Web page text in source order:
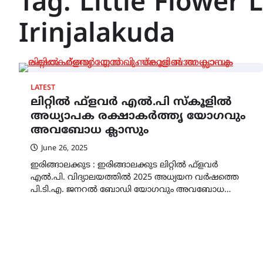
Irinjalakuda
LATEST
ലിറ്റിൽ ഫ്ളവർ എൽ.പി സ്കൂളിൽ
അധ്യാപക രക്ഷാകർത്തൃ യോഗവും
അവബോധ ക്ലാസും
June 26, 2025
ഇരിങ്ങാലക്കുട : ഇരിങ്ങാലക്കുട ലിറ്റിൽ ഫ്ളവർ
എൽ.പി. വിദ്യാലയത്തിൽ 2025 അധ്യയന വർഷത്തെ
പി.ടി.എ. ജനറൽ ബോഡി യോഗവും അവബോധ…